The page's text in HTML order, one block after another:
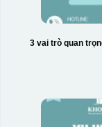
3 vai trò quan